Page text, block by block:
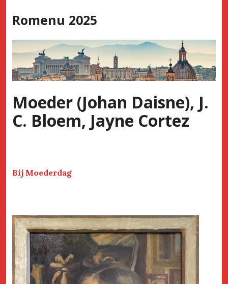
to
Romenu 2025
Moeder (Johan Daisne), J.
C. Bloem, Jayne Cortez
Bij Moederdag